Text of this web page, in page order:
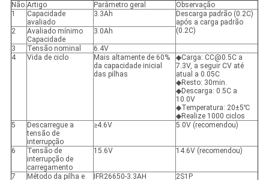
Não.Artigo Parâmetro geral
Observação
1
Capacidade
avaliado
3.3Ah
Descarga padrão (0.2C)
após a carga padrão
(0.2C)
2
Avaliado mínimo
Capacidade
3.0Ah
3 Tensão nominal
6.4V
4
Vida de ciclo
Mais altamente de 60%
da capacidade inicial
das pilhas
◆Carga: CC@0.5C a
7.3V, a seguir CV até
atual a 0.05C
◆Resto: 30min.
◆Descarga: 0.5C a
10.0V
◆Temperatura: 20±5℃
◆Realize 1000 ciclos
5
Descarregue a
tensão de
interrupção
≥4.6V 5.0V (recomendou)
6
Tensão de
interrupção de
carregamento
15.6V 14.6V (recomendou)
7
Método da pilha e
IFR26650-3.3AH 2S1P